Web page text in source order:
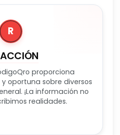
R
proporciona
oportuna sobre diversos
¡La información no
realidades.